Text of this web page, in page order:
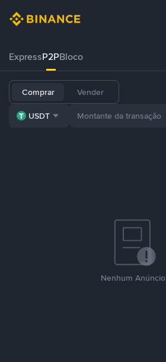
ExpressP2PBloco
Comprar Vender
USDT
Nenhum Anúncio